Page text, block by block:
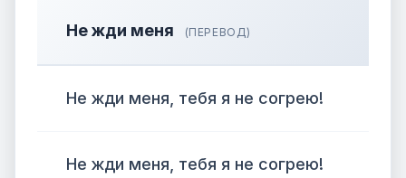
Не жди меня (ПЕРЕВОД)
Не жди меня, тебя я не согрею!
Не жди меня, тебя я не согрею!